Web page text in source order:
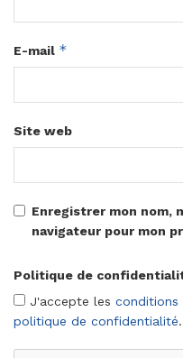
E-mail *
Site web
Enregistrer mon nom,
navigateur pour mon
Politique de
J'accepte les conditions
politique de confidentialité.